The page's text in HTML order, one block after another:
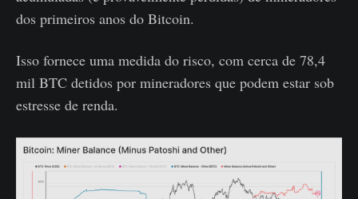
dos primeiros anos do Bitcoin.
Isso fornece uma medida do risco, com cerca de 78,4
mil BTC detidos por mineradores que podem estar sob
estresse de renda.